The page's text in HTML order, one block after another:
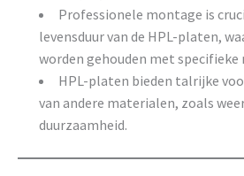
Professionele montage is
levensduur van de HPL-platen,
worden gehouden met
HPL-platen bieden talrijke
van andere materialen, zoals
duurzaamheid.